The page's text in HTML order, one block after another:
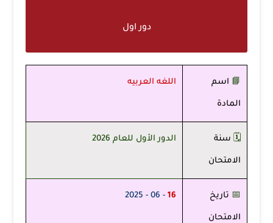
دور اول
📘 اسم
المادة
اللغه العربيه
🗓️ سنة
الامتحان
الدور الأول للعام 2026
📅 تاريخ
الامتحان
16
- 06 - 2025